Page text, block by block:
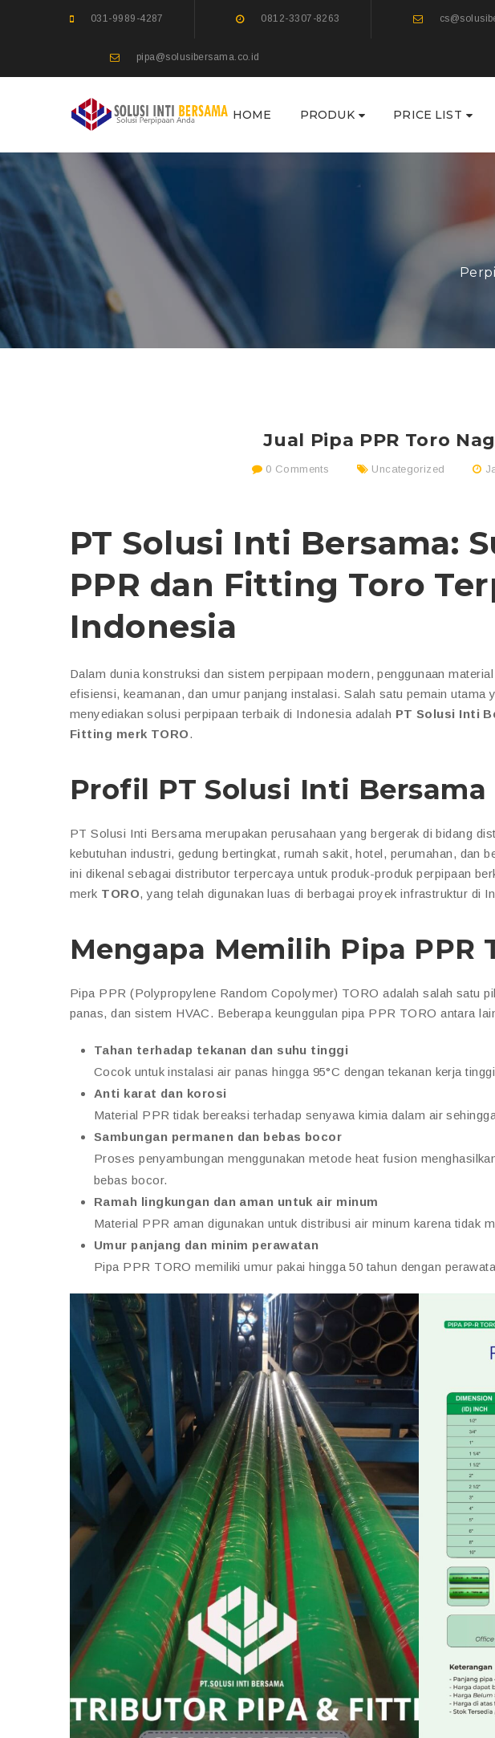
031-9989-4287 0812-3307-8263
pipa@solusibersama.co.id
HOME PRODUK PRICE LIST
Jual Pipa PPR Toro
0 Comments Uncategorized
PT Solusi Inti Bersama:
PPR dan Fitting Toro
Indonesia
Dalam dunia konstruksi dan sistem perpipaan modern, penggunaan
efisiensi, keamanan, dan umur panjang instalasi. Salah satu pemain utama
menyediakan solusi perpipaan terbaik di Indonesia adalah PT Solusi Inti
Fitting merk TORO.
Profil PT Solusi Inti Bersama
PT Solusi Inti Bersama merupakan perusahaan yang bergerak di bidang
kebutuhan industri, gedung bertingkat, rumah sakit, hotel, perumahan, dan
ini dikenal sebagai distributor terpercaya untuk produk-produk perpipaan
merk TORO, yang telah digunakan luas di berbagai proyek infrastruktur di
Mengapa Memilih Pipa PPR
Pipa PPR (Polypropylene Random Copolymer) TORO adalah salah satu
panas, dan sistem HVAC. Beberapa keunggulan pipa PPR TORO antara
Tahan terhadap tekanan dan suhu tinggi
Cocok untuk instalasi air panas hingga 95°C dengan tekanan kerja
Anti karat dan korosi
Material PPR tidak bereaksi terhadap senyawa kimia dalam air
Sambungan permanen dan bebas bocor
Proses penyambungan menggunakan metode heat fusion
bebas bocor.
Ramah lingkungan dan aman untuk air minum
Material PPR aman digunakan untuk distribusi air minum karena tidak
Umur panjang dan minim perawatan
Pipa PPR TORO memiliki umur pakai hingga 50 tahun dengan